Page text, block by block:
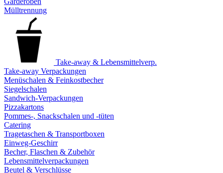
Mülltrennung
Take-away & Lebensmittelverp.
Take-away Verpackungen
Menüschalen & Feinkostbecher
Siegelschalen
Sandwich-Verpackungen
Pizzakartons
Pommes-, Snackschalen und -tüten
Catering
Tragetaschen & Transportboxen
Einweg-Geschirr
Becher, Flaschen & Zubehör
Lebensmittelverpackungen
Beutel & Verschlüsse